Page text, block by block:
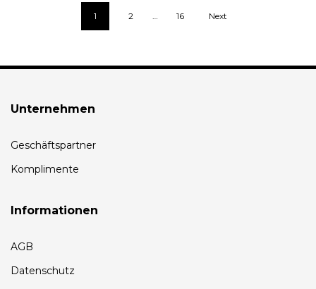
1 2 … 16 Next
Unternehmen
Geschäftspartner
Komplimente
Informationen
AGB
Datenschutz